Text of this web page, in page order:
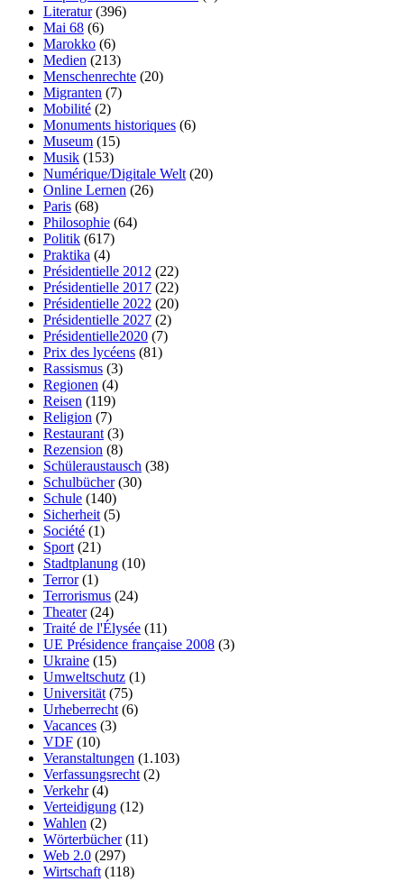
Literatur(396)
Mai 68 (6)
Marokko (6)
Medien (213)
Menschenrechte (20)
Migranten (7)
Mobilité (2)
Monuments historiques (6)
Museum (15)
Musik (153)
Numérique/Digitale Welt (20)
Online Lernen (26)
Paris (68)
Philosophie (64)
Politik (617)
Praktika (4)
Présidentielle 2012 (22)
Présidentielle 2017 (22)
Présidentielle 2022 (20)
Présidentielle 2027 (2)
Présidentielle2020 (7)
Prix des lycéens (81)
Rassismus (3)
Regionen (4)
Reisen (119)
Religion (7)
Restaurant (3)
Rezension (8)
Schüleraustausch (38)
Schulbücher(30)
Schule (140)
Sicherheit (5)
Société (1)
Sport (21)
Stadtplanung (10)
Terror(1)
Terrorismus (24)
Theater(24)
Traité de l'Élysée (11)
UE Présidence française 2008 (3)
Ukraine (15)
Umweltschutz (1)
Universität (75)
Urheberrecht (6)
Vacances (3)
VDF (10)
Veranstaltungen (1.103)
Verfassungsrecht (2)
Verkehr(4)
Verteidigung (12)
Wahlen (2)
Wörterbücher(11)
Web 2.0 (297)
Wirtschaft (118)